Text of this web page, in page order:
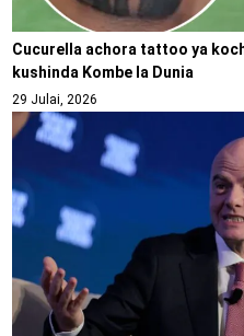
Cucurella achora tattoo ya
kushinda Kombe la Dunia
29 Julai, 2026